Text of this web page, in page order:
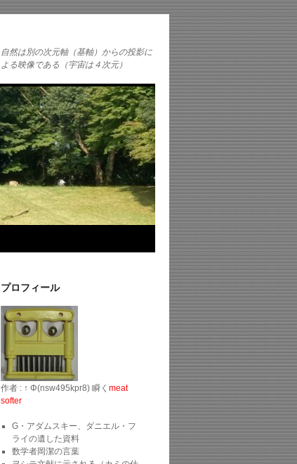
自然は別の次元軸（基軸）からの投影に
よる映像である（宇宙は４次元）
プロフィール
作者 : ↑ Φ(nsw495kpr8) 瞬く meat
softer
G・アダムスキー、ダニエル・フ
ライの遺した資料
数学者岡潔の言葉